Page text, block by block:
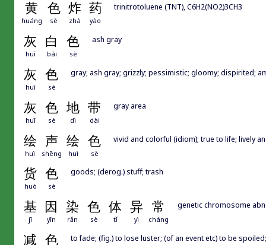
黄 色 炸 药
huáng sè zhà yào
trinitrotoluene (TNT), C6H2(NO2)3CH3
灰 白 色
huī bái sè
ash gray
灰 色
huī sè
gray; ash gray; grizzly; pessimistic; gloomy; dispirited;
灰 色 地 带
huī sè dì dài
gray area
绘 声 绘 色
huì shēng huì sè
vivid and colorful (idiom); true to life; lively
货 色
huò sè
goods; (derog.) stuff; trash
基 因 染 色 体 异 常
jī yīn rǎn sè tǐ yì cháng
genetic chromosome
减 色 to fade; (fig.) to lose luster; (of an event etc) to be